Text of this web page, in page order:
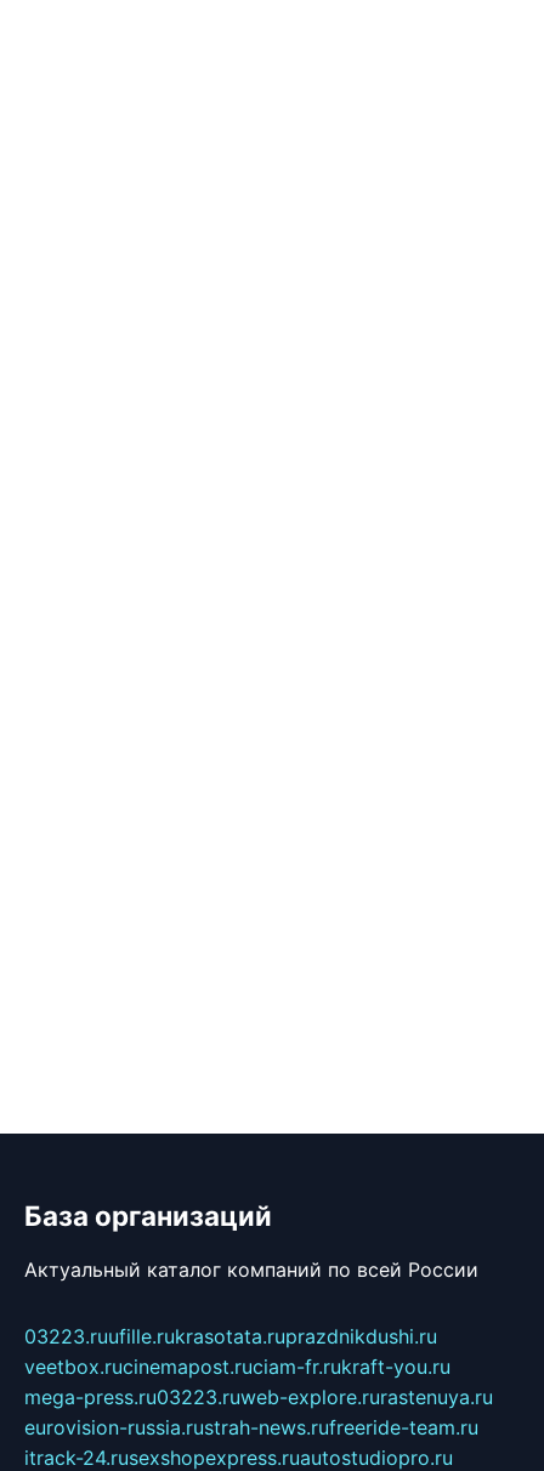
База организаций
Актуальный каталог компаний по всей России
03223.ruufille.rukrasotata.ruprazdnikdushi.ru
veetbox.rucinemapost.ruciam-fr.rukraft-you.ru
mega-press.ru03223.ruweb-explore.rurastenuya.ru
eurovision-russia.rustrah-news.rufreeride-team.ru
itrack-24.rusexshopexpress.ruautostudiopro.ru